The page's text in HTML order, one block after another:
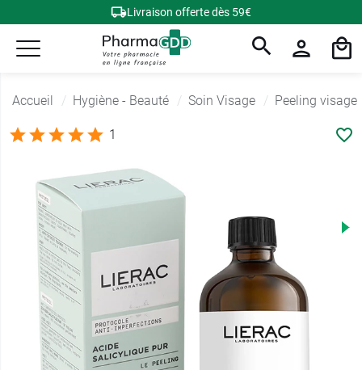
Livraison offerte dès 59€
Accueil Hygiène - Beauté Soin Visage Peeling visage
1